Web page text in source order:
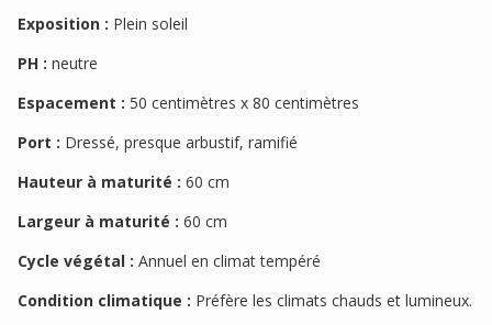
Exposition : Plein soleil
PH : neutre
Espacement : 50 centimètres x 80 centimètres
Port : Dressé, presque arbustif, ramifié
Hauteur à maturité : 60 cm
Largeur à maturité : 60 cm
Cycle végétal : Annuel en climat tempéré
Condition climatique : Préfère les climats chauds et lumineux.